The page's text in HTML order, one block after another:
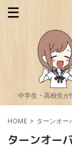
中学生・高校生が
HOME > ターンオー
ターンオー